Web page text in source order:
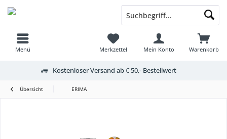
Menü Warenkorb
Merkzettel Mein Konto
Kostenloser Versand ab € 50,- Bestellwert
Übersicht ERIMA